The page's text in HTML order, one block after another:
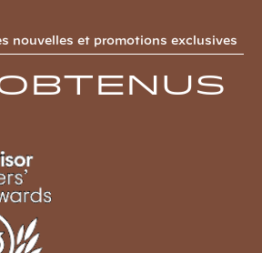
nouvelles et promotions exclusives